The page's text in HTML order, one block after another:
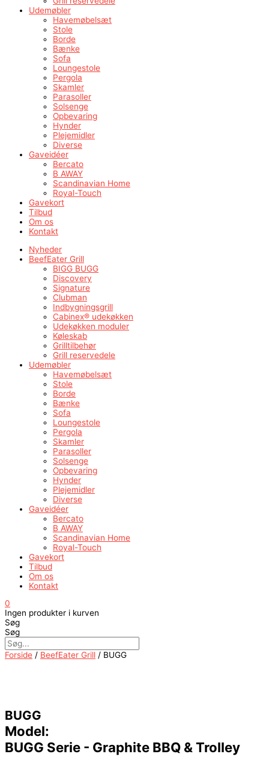
Udemøbler
Havemøbelsæt
Stole
Borde
Bænke
Sofa
Loungestole
Pergola
Skamler
Parasoller
Solsenge
Opbevaring
Hynder
Plejemidler
Diverse
Gaveidéer
Bercato
B AWAY
Scandinavian Home
Royal-Touch
Gavekort
Tilbud
Om os
Kontakt
Nyheder
BeefEater Grill
BIGG BUGG
Discovery
Signature
Clubman
Indbygningsgrill
Cabinex® udekøkken
Udekøkken moduler
Køleskab
Grilltilbehør
Grill reservedele
Udemøbler
Havemøbelsæt
Stole
Borde
Bænke
Sofa
Loungestole
Pergola
Skamler
Parasoller
Solsenge
Opbevaring
Hynder
Plejemidler
Diverse
Gaveidéer
Bercato
B AWAY
Scandinavian Home
Royal-Touch
Gavekort
Tilbud
Om os
Kontakt
0
Ingen produkter i kurven
Søg
Søg
Forside / BeefEater Grill / BUGG
BUGG
Model:
BUGG Serie - Graphite BBQ & Trolley